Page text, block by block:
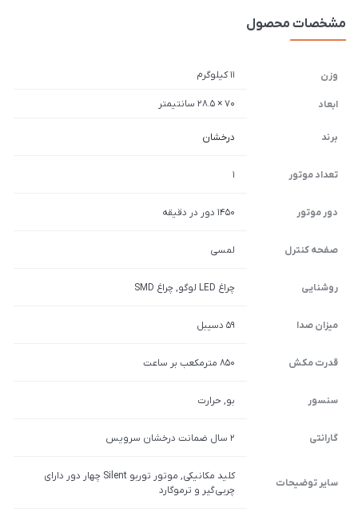
مشخصات محصول
وزن 11 کیلوگرم
ابعاد 70 × 28.5 سانتیمتر
برند درخشان
تعداد موتور 1
دور موتور 1450 دور در دقیقه
صفحه کنترل لمسی
روشنایی چراغ LED لوگو, چراغ SMD
میزان صدا 59 دسیبل
قدرت مکش 850 مترمکعب بر ساعت
سنسور بو, حرارت
گارانتی 2 سال ضمانت درخشان سرویس
سایر توضیحات
کلید مکانیکی, موتور توربو Silent چهار دور دارای
چربی‌گیر و ترموگارد